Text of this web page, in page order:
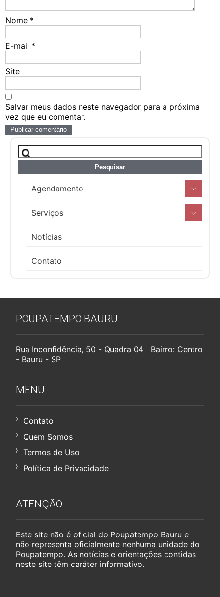
Nome *
E-mail *
Site
Salvar meus dados neste navegador para a próxima
vez que eu comentar.
Agendamento
Serviços
Notícias
Contato
POUPATEMPO BAURU
Rua Inconfidência, 50 - Quadra 04 Bairro: Centro
- Bauru - SP
MENU
Contato
Quem Somos
Termos de Uso
Política de Privacidade
ATENÇÃO
Este site não é oficial do Poupatempo Bauru e
não representa oficialmente nenhuma unidade do
Poupatempo. As notícias e orientações contidas
neste site têm caráter informativo.